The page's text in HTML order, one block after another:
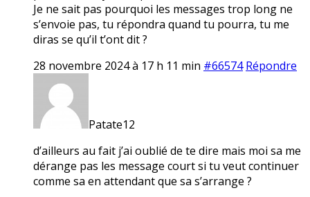
Je ne sait pas pourquoi les messages trop long ne
s’envoie pas, tu répondra quand tu pourra, tu me
diras se qu’il t’ont dit ?
28 novembre 2024 à 17 h 11 min #66574 Répondre
Patate12
d’ailleurs au fait j’ai oublié de te dire mais moi sa me
dérange pas les message court si tu veut continuer
comme sa en attendant que sa s’arrange ?